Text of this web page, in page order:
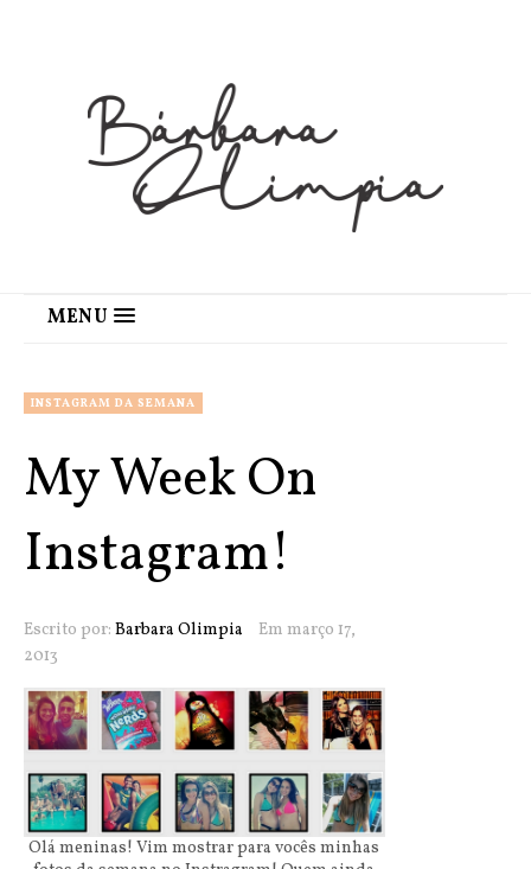
MENU
INSTAGRAM DA SEMANA
My Week On
Instagram!
Escrito por: Barbara Olimpia
Em março 17,
2013
Olá meninas! Vim mostrar para vocês minhas